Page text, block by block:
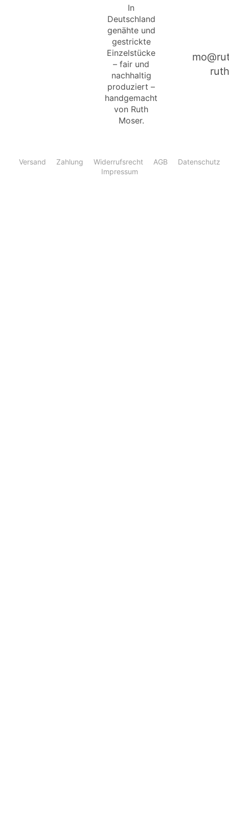
In
Deutschland
genähte und
gestrickte
Einzelstücke
– fair und
nachhaltig
produziert –
handgemacht
von Ruth
Moser.
Versand Zahlung Widerrufsrecht AGB
Datenschutz
Impressum